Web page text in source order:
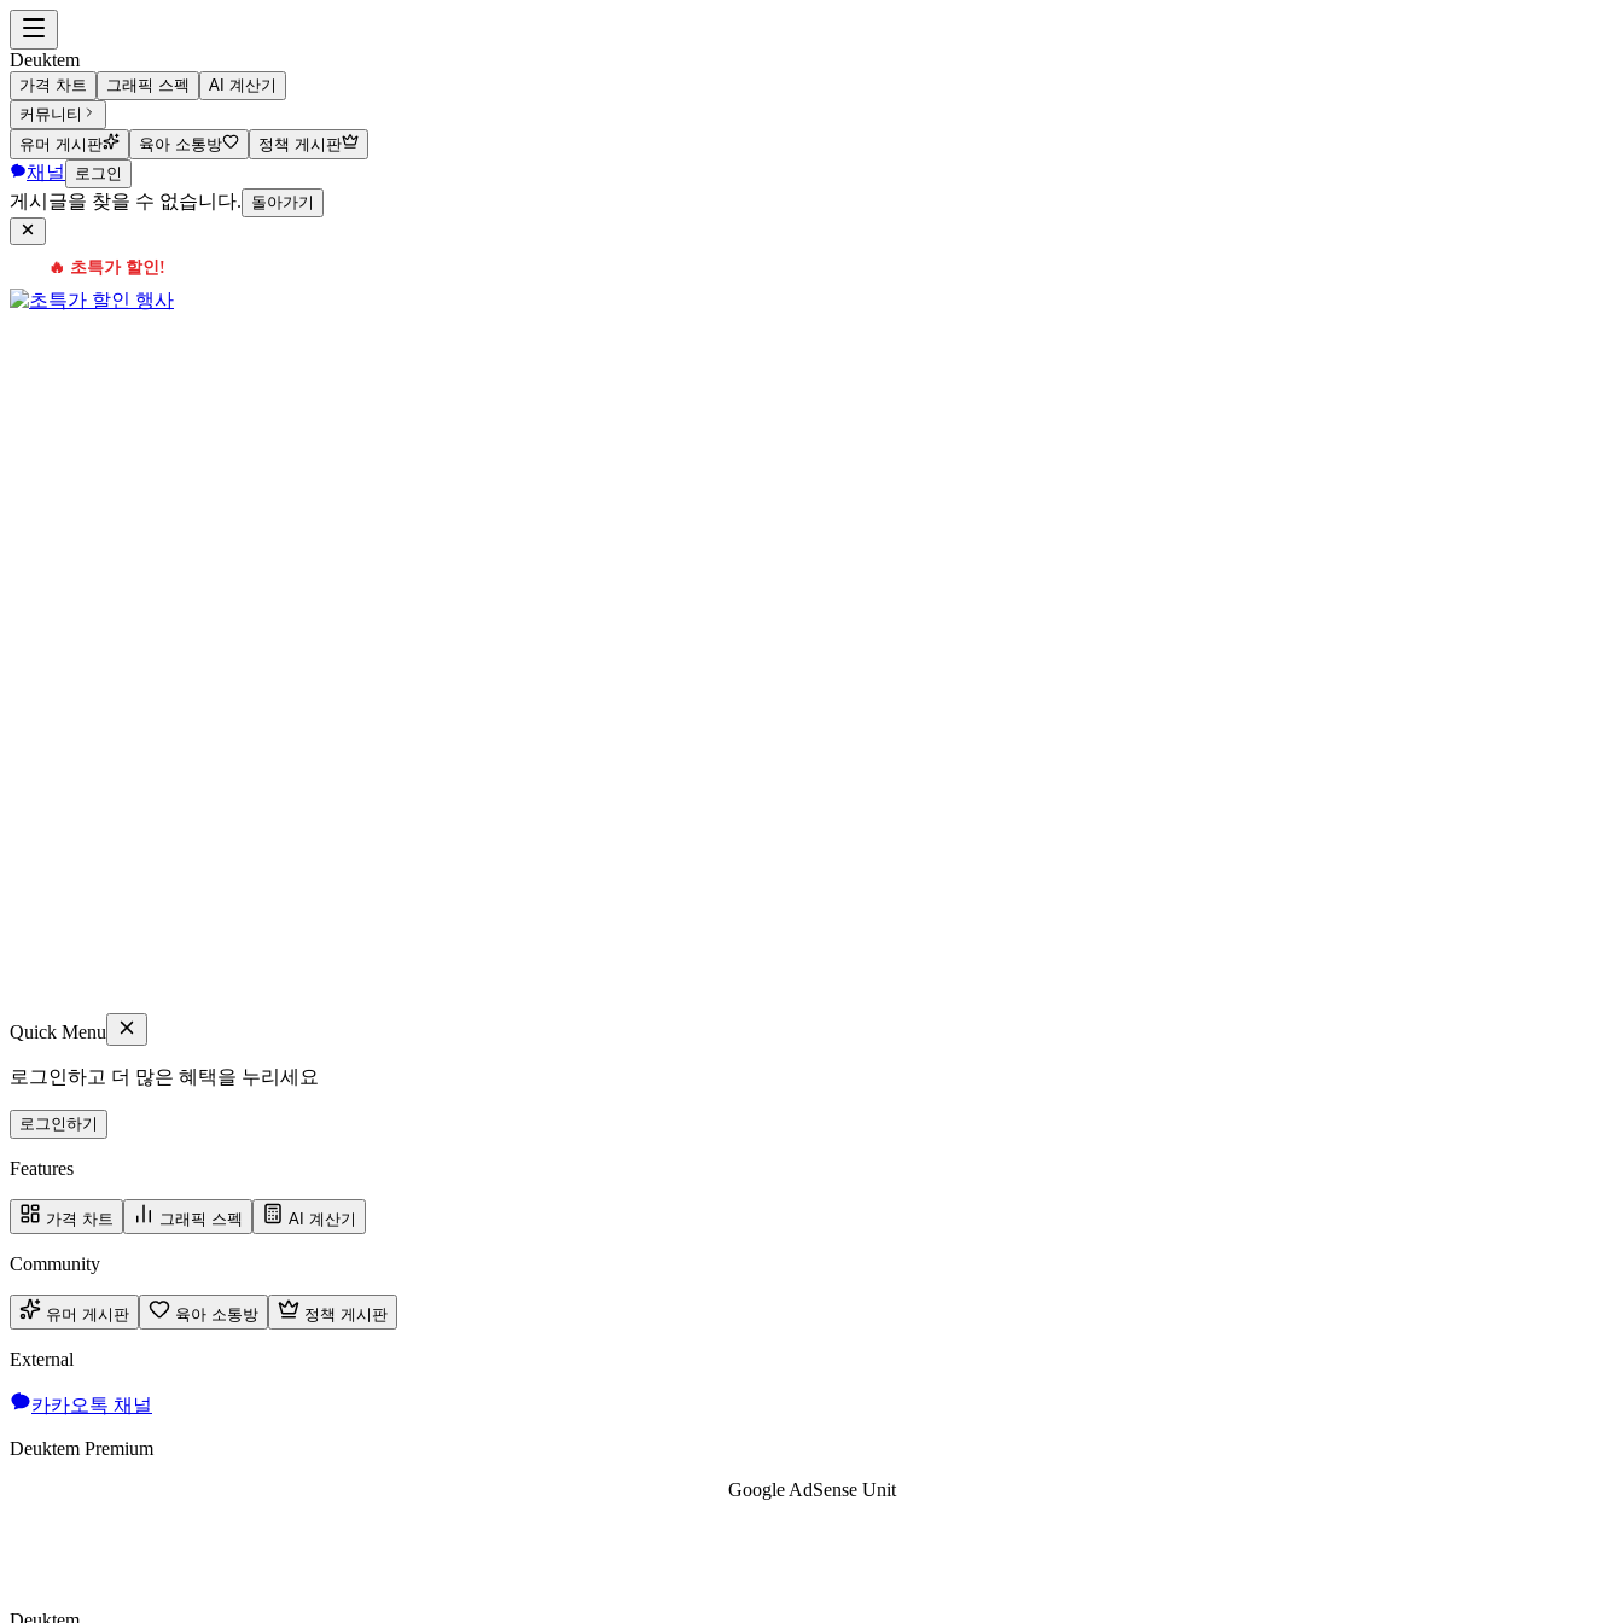
Deuktem
가격 차트 그래픽 스펙
AI 계산기
커뮤니티
유머 게시판
육아 소통방 정책 게시판
채널 로그인
게시글을 찾을 수 없습니다. 돌아가기
🔥 초특가 할인!
Quick Menu
로그인하고 더 많은 혜택을 누리세요
로그인하기
Features
가격 차트 그래픽 스펙 AI 계산기
Community
유머 게시판 육아 소통방 정책 게시판
External
카카오톡 채널
Deuktem Premium
Google AdSense Unit